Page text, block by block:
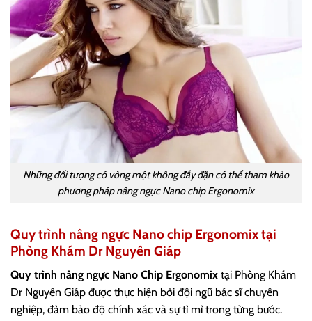
Những đối tượng có vòng một không đầy đặn có thể tham khảo
phương pháp nâng ngực Nano chip Ergonomix
Quy trình nâng ngực Nano chip Ergonomix tại
Phòng Khám Dr Nguyên Giáp
Quy trình nâng ngực Nano Chip Ergonomix tại Phòng Khám
Dr Nguyên Giáp được thực hiện bởi đội ngũ bác sĩ chuyên
nghiệp, đảm bảo độ chính xác và sự tỉ mỉ trong từng bước.